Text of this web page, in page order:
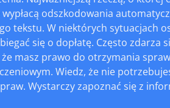
odszkodowania
tekstu. W niektórych sytuacjach
się o dopłatę. Często zdarza
masz prawo do otrzymania
Wiedz, że nie
Wystarczy zapoznać się z